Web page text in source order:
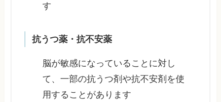
す
抗うつ薬・抗不安薬
脳が敏感になっていることに対し
て、一部の抗うつ剤や抗不安剤を使
用することがあります